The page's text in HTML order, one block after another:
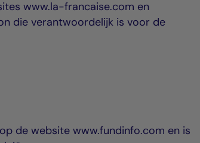
www.la-francaise.com en
die verantwoordelijk is voor de
de website www.fundinfo.com en is